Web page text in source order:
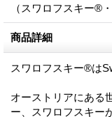
（スワロフスキー®
商品詳細
スワロフスキー®は
オーストリアにある
ー、スワロフスキー